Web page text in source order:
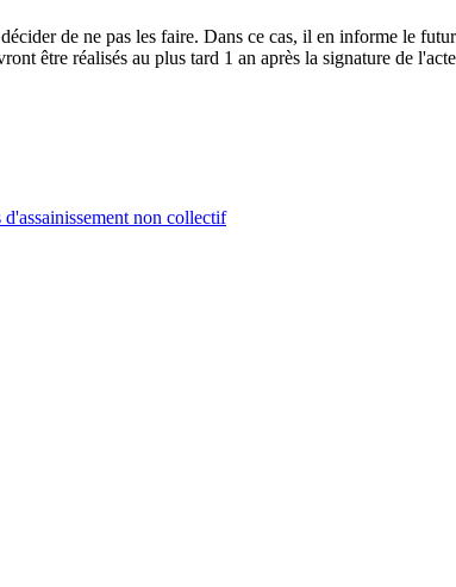
de ne pas les faire. Dans ce cas, il en informe le
être réalisés au plus tard 1 an après la signature de
non collectif